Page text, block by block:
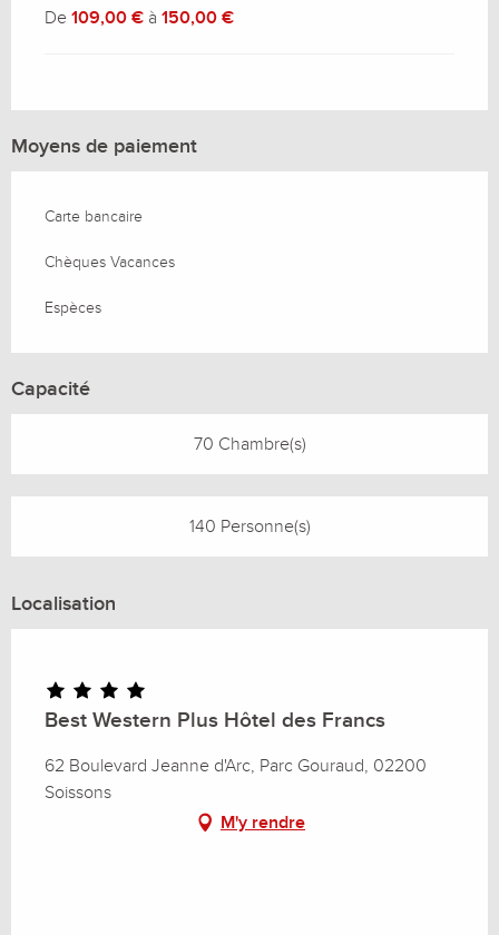
De 109,00 € à 150,00 €
Moyens de paiement
Carte bancaire
Chèques Vacances
Espèces
Capacité
70 Chambre(s)
140 Personne(s)
Localisation
Best Western Plus Hôtel des Francs
62 Boulevard Jeanne d'Arc, Parc Gouraud, 02200
Soissons
M'y rendre